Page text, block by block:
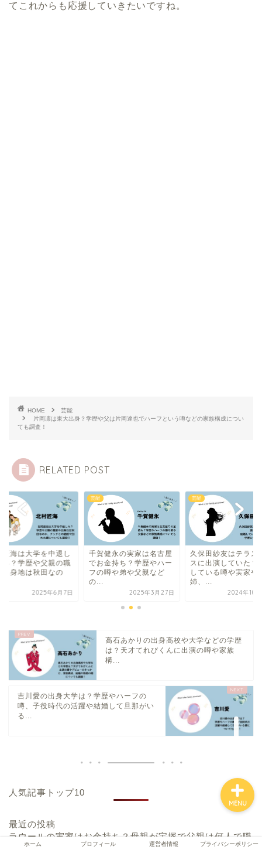
てこれからも応援していきたいですね。
HOME
芸能
片岡凛は東大出身？学歴や父は片岡達也でハーフという噂などの家族構成につい
ても調査！
RELATED POST
健永の実家は名古屋
金持ち？学歴やハー
噂や弟や父親など
2025年3月27日
芸能
久保田紗友はテラスハウ
スに出演していた？結婚
している噂や実家や
姉、...
2024年10月25日
芸能
北村匠海は大学を中
ている？学歴や父親
業や出身地は秋田な
か...
2025年6
高石あかりの出身高校や大学などの学歴
は？天才てれびくんに出演の噂や家族
構...
吉川愛の出身大学は？学歴やハーフの
噂、子役時代の活躍や結婚して旦那がい
る...
人気記事トップ10
最近の投稿
ラウールの実家はお金持ち？母親が宝塚で父親は何人で職
業は何かなどの家族構成や学歴についても調査！
ホーム プロフィール 運営者情報 プライバシーポリシー
MENU
ホーム
運営者情報
プライバシーポリシー